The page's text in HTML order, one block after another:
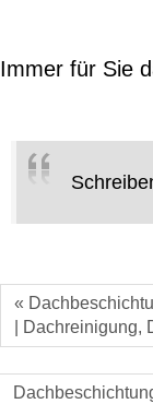
Immer für Sie
«
|